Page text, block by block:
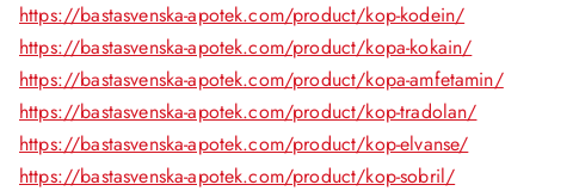
https://bastasvenska-apotek.com/product/kop-kodein/
https://bastasvenska-apotek.com/product/kopa-kokain/
https://bastasvenska-apotek.com/product/kopa-amfetamin/
https://bastasvenska-apotek.com/product/kop-tradolan/
https://bastasvenska-apotek.com/product/kop-elvanse/
https://bastasvenska-apotek.com/product/kop-sobril/